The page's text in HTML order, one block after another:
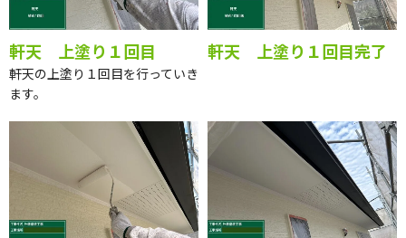
軒天 上塗り１回目
軒天の上塗り１回目を行っていき
ます。
軒天 上塗り１回目完了